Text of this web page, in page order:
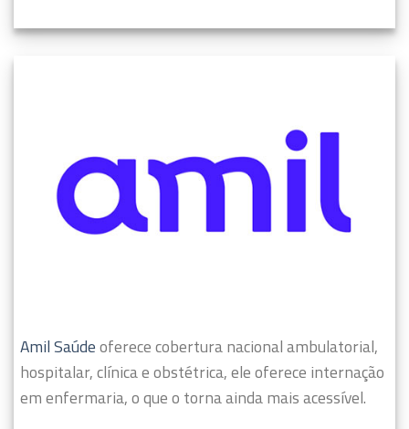
Amil Saúdeoferece cobertura nacional ambulatorial,
hospitalar, clínica e obstétrica, ele oferece internação
em enfermaria, o que o torna ainda mais acessível.